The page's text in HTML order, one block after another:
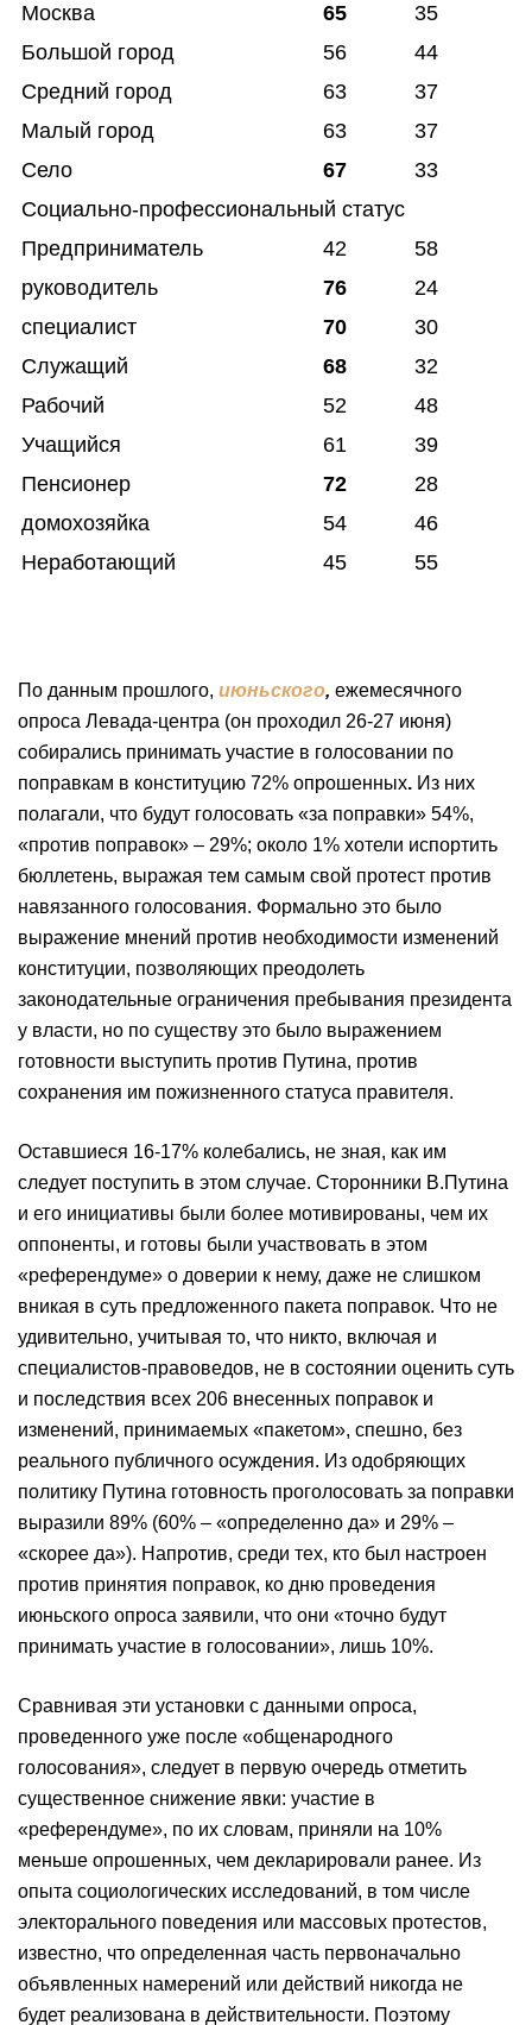
Москва 65
35
Большой город
56
44
Средний город
63
37
Малый город
63
37
Село
67
33
Социально-профессиональный статус
Предприниматель
42
58
руководитель
76
24
специалист
70
30
Служащий
68
32
Рабочий
52
48
Учащийся
61
39
Пенсионер
72
28
домохозяйка
54
46
Неработающий
45 55
По данным прошлого, июньского, ежемесячного
опроса Левада-центра (он проходил 26-27 июня)
собирались принимать участие в голосовании по
поправкам в конституцию 72% опрошенных. Из них
полагали, что будут голосовать «за поправки» 54%,
«против поправок» – 29%; около 1% хотели испортить
бюллетень, выражая тем самым свой протест против
навязанного голосования. Формально это было
выражение мнений против необходимости изменений
конституции, позволяющих преодолеть
законодательные ограничения пребывания президента
у власти, но по существу это было выражением
готовности выступить против Путина, против
сохранения им пожизненного статуса правителя.
Оставшиеся 16-17% колебались, не зная, как им
следует поступить в этом случае. Сторонники В.Путина
и его инициативы были более мотивированы, чем их
оппоненты, и готовы были участвовать в этом
«референдуме» о доверии к нему, даже не слишком
вникая в суть предложенного пакета поправок. Что не
удивительно, учитывая то, что никто, включая и
специалистов-правоведов, не в состоянии оценить суть
и последствия всех 206 внесенных поправок и
изменений, принимаемых «пакетом», спешно, без
реального публичного осуждения. Из одобряющих
политику Путина готовность проголосовать за поправки
выразили 89% (60% – «определенно да» и 29% –
«скорее да»). Напротив, среди тех, кто был настроен
против принятия поправок, ко дню проведения
июньского опроса заявили, что они «точно будут
принимать участие в голосовании», лишь 10%.
Сравнивая эти установки с данными опроса,
проведенного уже после «общенародного
голосования», следует в первую очередь отметить
существенное снижение явки: участие в
«референдуме», по их словам, приняли на 10%
меньше опрошенных, чем декларировали ранее. Из
опыта социологических исследований, в том числе
электорального поведения или массовых протестов,
известно, что определенная часть первоначально
объявленных намерений или действий никогда не
будет реализована в действительности. Поэтому